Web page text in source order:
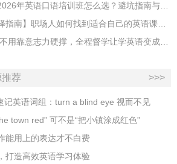
实测厦门机构后讲讲：2026年英语口语培训班怎么选？避坑指南与高效学习新范式
【上海成人英语机构选择指南】职场人如何找到适合自己的英语课程？
【2026英语怎么学？】不用靠意志力硬撑，全程督学让学英语变成日常习惯
荐 >>>
记英语词组：turn a blind eye 视而不见
town red” 可不是“把小镇涂成红色”
能用上的表达才不白费
打造高效英语学习体验